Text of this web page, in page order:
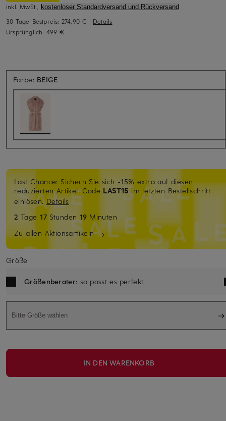
inkl. MwSt., kostenloser Standardversand und Rückversand
30-Tage-Bestpreis: 274,90 € | Details
Ursprünglich: 499 €
Farbe: BEIGE
Last Chance: Sichern Sie sich -15% extra auf diesen
reduzierten Artikel. Code LAST15im letzten Bestellschritt
einlösen.Details
2 Tage17 Stunden 19 Minuten
Zu allen Aktionsartikeln
Größe
Größenberater: so passt es perfekt
Bitte Größe wählen
IN DEN WARENKORB